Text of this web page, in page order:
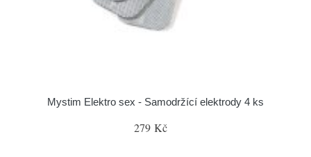
Mystim Elektro sex - Samodržící elektrody 4 ks
279 Kč